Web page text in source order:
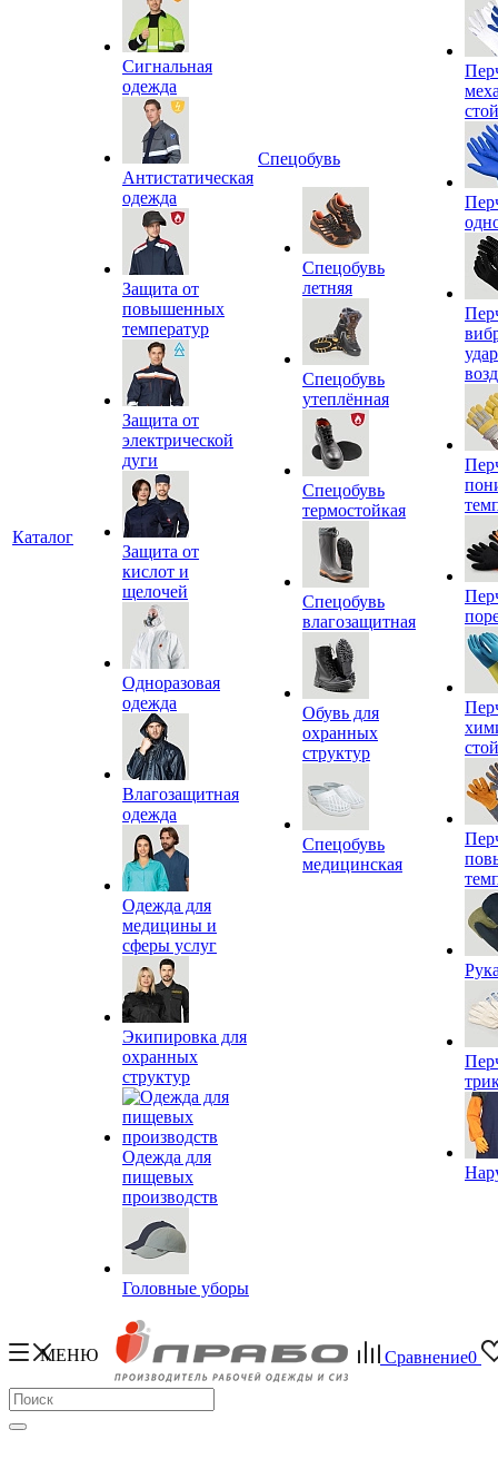
Каталог
Сигнальная
одежда
Антистатическая
одежда
Защита от
повышенных
температур
Защита от
электрической
дуги
Защита от
кислот и
щелочей
Одноразовая
одежда
Влагозащитная
одежда
Одежда для
медицины и
сферы услуг
Экипировка для
охранных
структур
Одежда для
пищевых
производств
Головные уборы
Спецобувь
Спецобувь
летняя
Спецобувь
утеплённая
Спецобувь
термостойкая
Спецобувь
влагозащитная
Обувь для
охранных
структур
Спецобувь
медицинская
МЕНЮ Сравнение0